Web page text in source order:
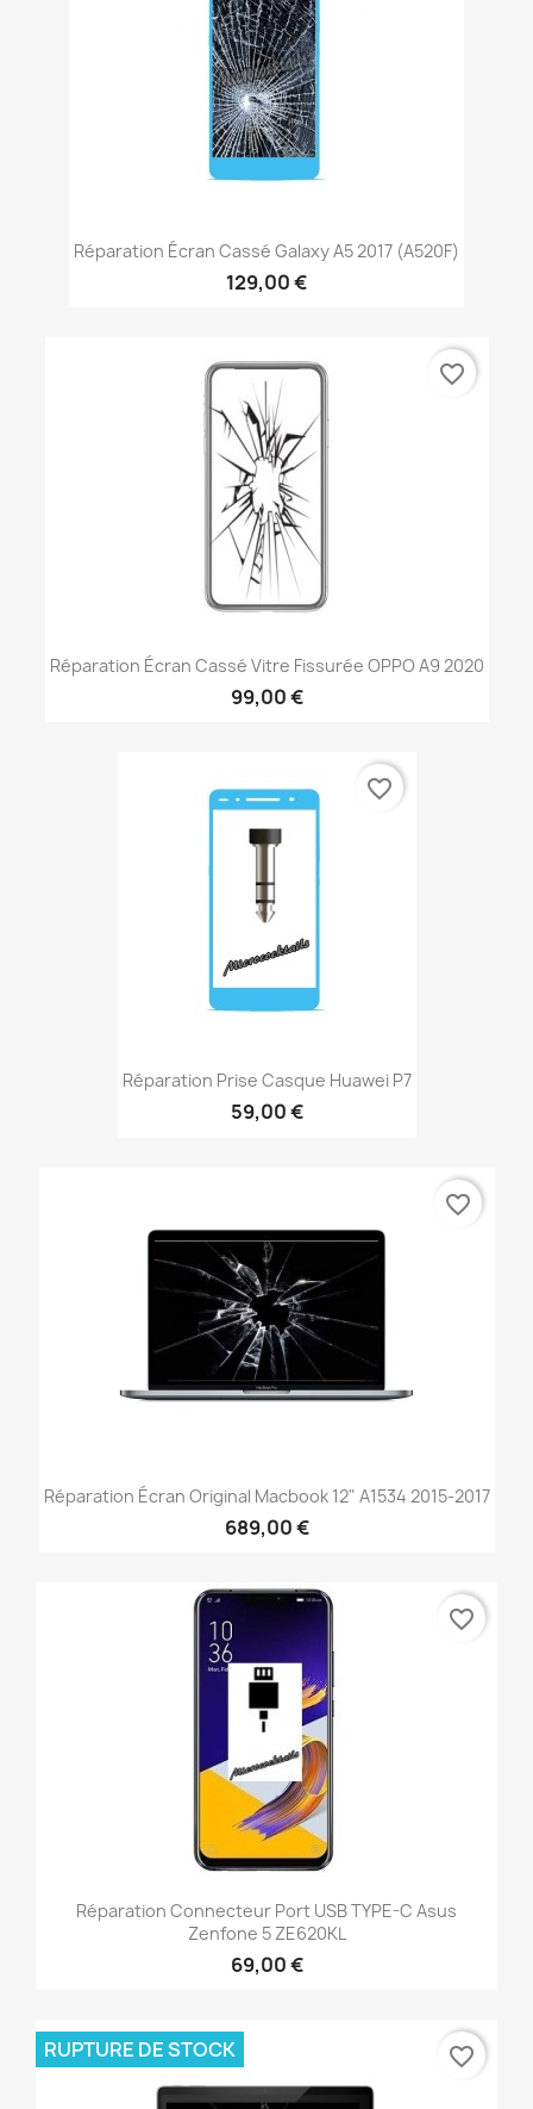
Réparation Écran Cassé Galaxy A5 2017 (A520F)
129,00 €
Réparation Écran Cassé Vitre Fissurée OPPO A9 2020
99,00 €
favorite_border
Réparation Prise Casque Huawei P7
59,00 €
favorite_border
Réparation Écran Original Macbook 12" A1534 2015-2017
689,00 €
favorite_border
Réparation Connecteur Port USB TYPE-C Asus
Zenfone 5 ZE620KL
69,00 €
favorite_border
RUPTURE DE STOCK favorite_border